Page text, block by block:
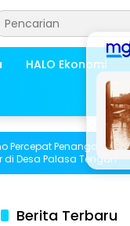
HALO Ekonomi
Penanganan
Palasa Tengah
Berita Terbaru